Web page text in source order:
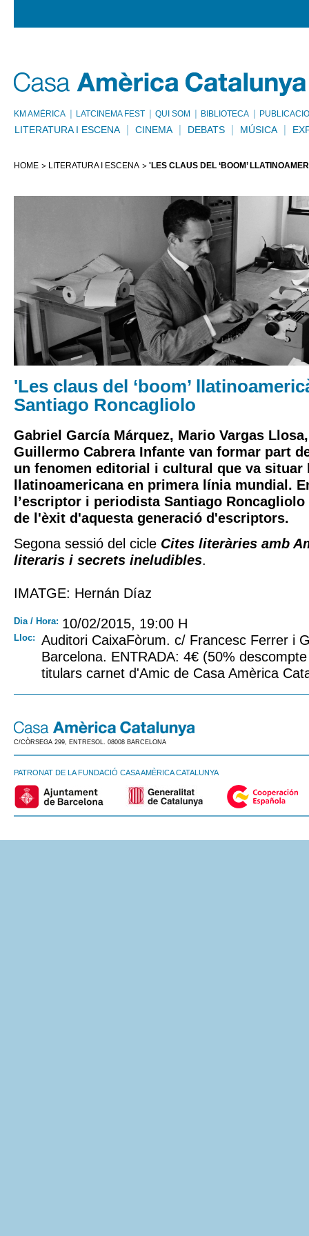
KM AMÈRICA LATCINEMA FEST QUI SOM BIBLIOTECA
LITERATURA I ESCENA CINEMA DEBATS MÚSICA
HOME LITERATURA I ESCENA 'LES CLAUS DEL ‘BOOM’
'Les claus del ‘boom’
Santiago Roncagliolo
Gabriel García Márquez, Mario Vargas
Guillermo Cabrera Infante van formar part
un fenomen editorial i cultural que va situar
llatinoamericana en primera línia mundial.
l’escriptor i periodista Santiago Roncagliolo
de l'èxit d'aquesta generació d'escriptors.
Segona sessió del cicle Cites literàries amb
literaris i secrets ineludibles.
IMATGE: Hernán Díaz
Dia / Hora: 10/02/2015, 19:00 H
Lloc:
Auditori CaixaFòrum. c/ Francesc Ferrer i
Barcelona. ENTRADA: 4€ (50%
titulars carnet d'Amic de Casa Amèrica
C/CÒRSEGA 299, ENTRESOL. 08008 BARCELONA
PATRONAT DE LA FUNDACIÓ CASA AMÈRICA CATALUNYA